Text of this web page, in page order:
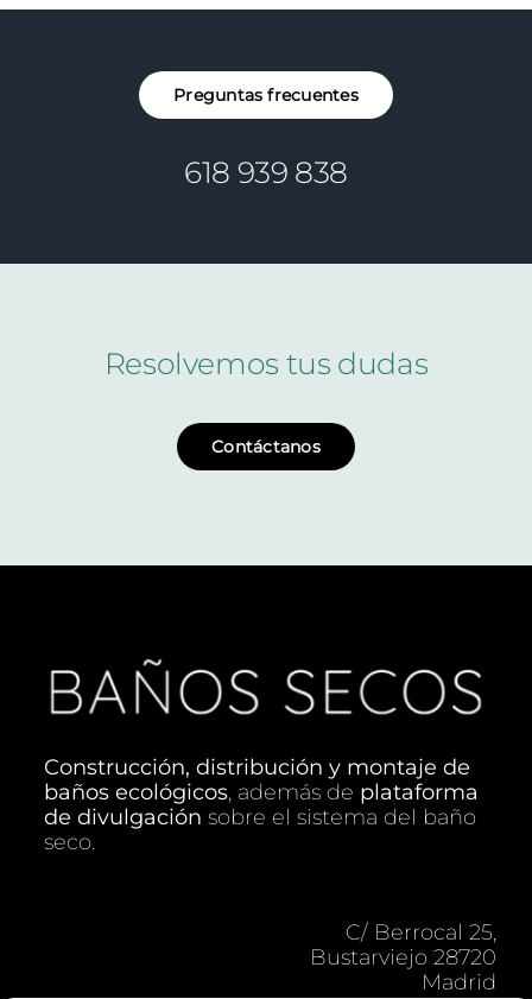
Preguntas frecuentes
618 939 838
Resolvemos tus dudas
Contáctanos
Construcción, distribución y montaje de
baños ecológicos, además de plataforma
de divulgación sobre el sistema del baño
seco.
C/ Berrocal 25,
Bustarviejo 28720
Madrid